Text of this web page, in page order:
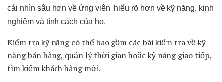
cái nhìn sâu hơn về ứng viên, hiểu rõ hơn về kỹ năng, kinh
nghiệm và tính cách của họ.
Kiểm tra kỹ năng có thể bao gồm các bài kiểm tra về kỹ
năng bán hàng, quản lý thời gian hoặc kỹ năng giao tiếp,
tìm kiếm khách hàng mới.